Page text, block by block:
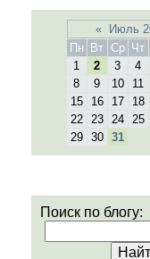
« Июль
Пн
Вт Ср Чт
1
2 3 4
8
9 10 11
15
16 17 18
22
23 24 25
29
30 31
Поиск по блогу: